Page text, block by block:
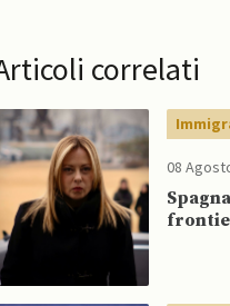
correlati
08